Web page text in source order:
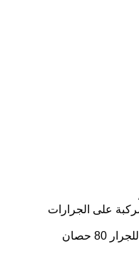
على الجرارات
80 حصان